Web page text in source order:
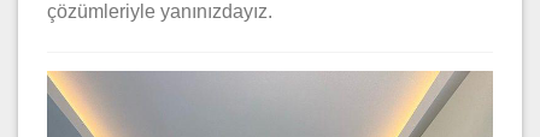
çözümleriyle yanınızdayız.